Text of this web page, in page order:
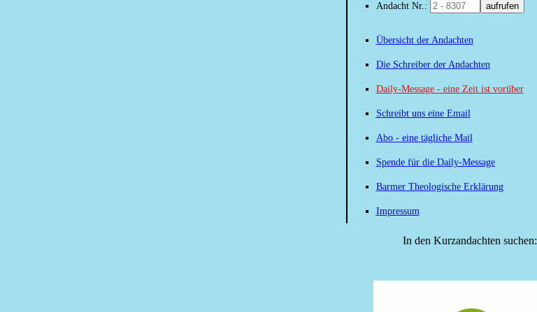
Andacht Nr.: aufrufen
Übersicht der Andachten
Die Schreiber der Andachten
Daily-Message - eine Zeit ist vorüber
Schreibt uns eine Email
Abo - eine tägliche Mail
Spende für die Daily-Message
Barmer Theologische Erklärung
Impressum
In den Kurzandachten suchen: